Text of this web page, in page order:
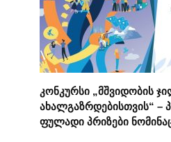
კონკურსი „მშვიდობის
ახალგაზრდებისთვის“ –
ფულადი პრიზები